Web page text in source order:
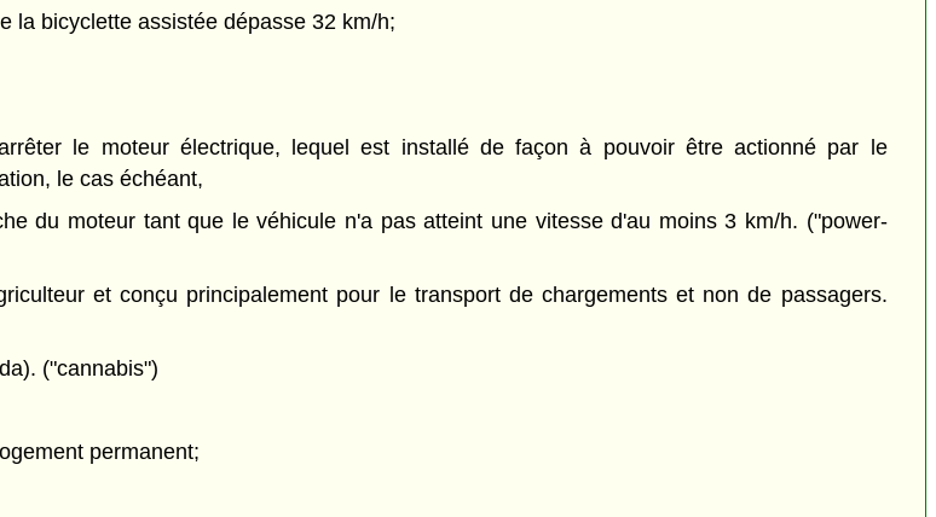
la bicyclette assistée dépasse 32 km/h;
le moteur électrique, lequel est installé de façon à pouvoir être actionné par le
le cas échéant,
du moteur tant que le véhicule n'a pas atteint une vitesse d'au moins 3 km/h. ("power-
et conçu principalement pour le transport de chargements et non de passagers.
("cannabis")
permanent;